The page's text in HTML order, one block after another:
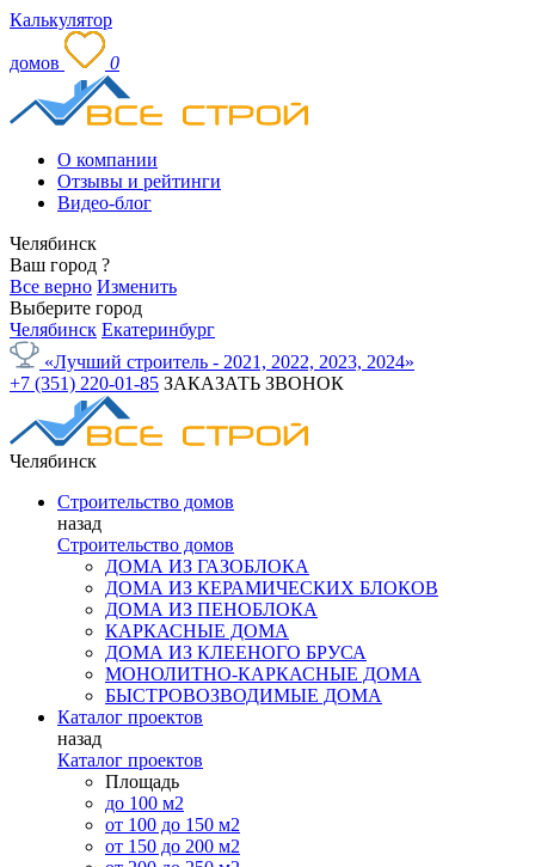
Калькулятор
домов 0
О компании
Отзывы и рейтинги
Видео-блог
Челябинск
Ваш город ?
Все верно Изменить
Выберите город
Челябинск Екатеринбург
«Лучший строитель - 2021, 2022, 2023, 2024»
+7 (351) 220-01-85 ЗАКАЗАТЬ ЗВОНОК
Челябинск
Строительство домов
назад
Строительство домов
ДОМА ИЗ ГАЗОБЛОКА
ДОМА ИЗ КЕРАМИЧЕСКИХ БЛОКОВ
ДОМА ИЗ ПЕНОБЛОКА
КАРКАСНЫЕ ДОМА
ДОМА ИЗ КЛЕЕНОГО БРУСА
МОНОЛИТНО-КАРКАСНЫЕ ДОМА
БЫСТРОВОЗВОДИМЫЕ ДОМА
Каталог проектов
назад
Каталог проектов
Площадь
до 100 м2
от 100 до 150 м2
от 150 до 200 м2